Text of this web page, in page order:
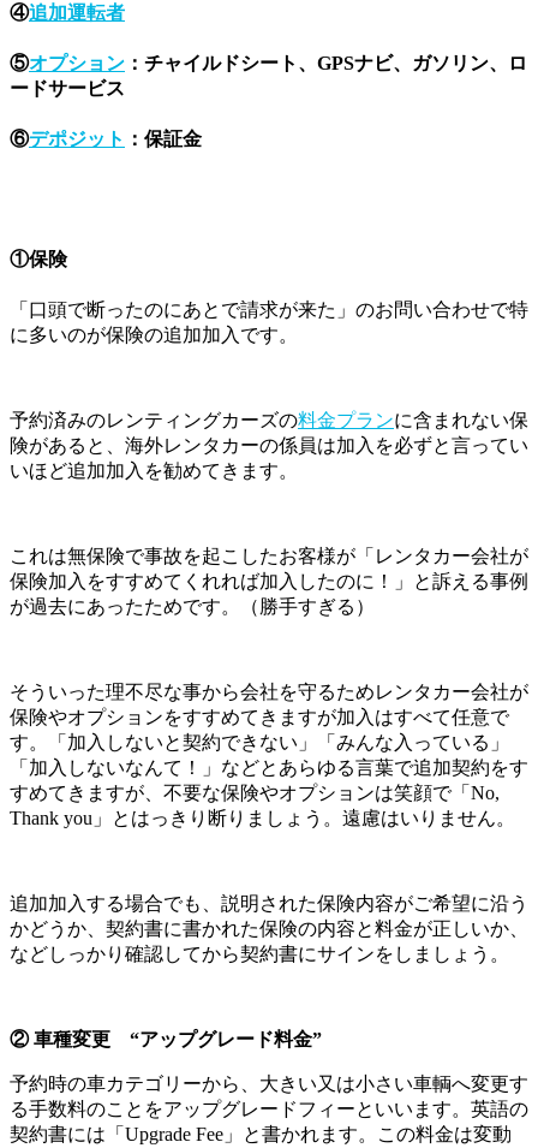
④追加運転者
⑤オプション ：チャイルドシート、GPSナビ、ガソリン、ロ
ードサービス
⑥デポジット ：保証金
①保険
「口頭で断ったのにあとで請求が来た」のお問い合わせで特
に多いのが保険の追加加入です。
予約済みのレンティングカーズの料金プランに含まれない保
険があると、海外レンタカーの係員は加入を必ずと言ってい
いほど追加加入を勧めてきます。
これは無保険で事故を起こしたお客様が「レンタカー会社が
保険加入をすすめてくれれば加入したのに！」と訴える事例
が過去にあったためです。（勝手すぎる）
そういった理不尽な事から会社を守るためレンタカー会社が
保険やオプションをすすめてきますが加入はすべて任意で
す。「加入しないと契約できない」「みんな入っている」
「加入しないなんて！」などとあらゆる言葉で追加契約をす
すめてきますが、不要な保険やオプションは笑顔で「No,
Thank you」とはっきり断りましょう。遠慮はいりません。
追加加入する場合でも、説明された保険内容がご希望に沿う
かどうか、契約書に書かれた保険の内容と料金が正しいか、
などしっかり確認してから契約書にサインをしましょう。
② 車種変更 “アップグレード料金”
予約時の車カテゴリーから、大きい又は小さい車輌へ変更す
る手数料のことをアップグレードフィーといいます。英語の
契約書には「Upgrade Fee」と書かれます。この料金は変動